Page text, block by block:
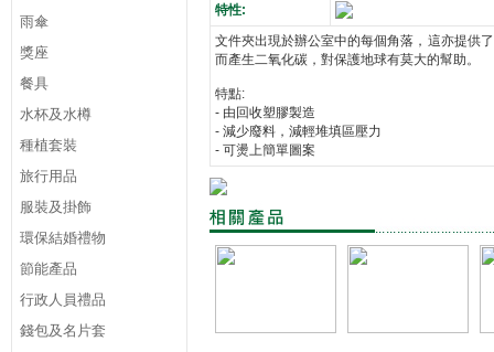
雨傘
獎座
餐具
水杯及水樽
種植套裝
旅行用品
服裝及掛飾
環保結婚禮物
節能產品
行政人員禮品
錢包及名片套
特性:
文件夾出現於辦公室中的每個角落，這亦提供
而產生二氧化碳，對保護地球有莫大的幫助。
特點:
- 由回收塑膠製造
- 減少廢料，減輕堆填區壓力
- 可燙上簡單圖案